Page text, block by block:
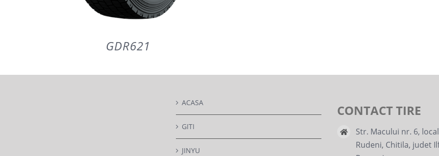
GDR621
ACASA
GITI
JINYU
CONTACT TIRE
Str. Macului nr. 6,
Rudeni, Chitila, judet